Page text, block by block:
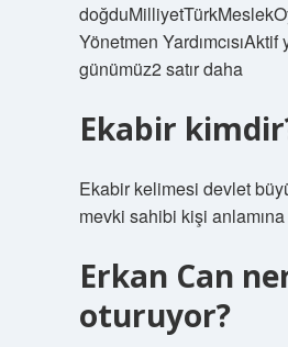
Yönetmen YardımcısıAktif
günümüz2 satır daha
Ekabir
Ekabir kelimesi devlet
mevki sahibi kişi
Erkan Can
oturuyor?